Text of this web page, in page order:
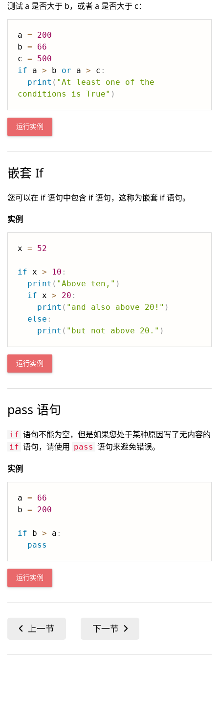
测试 a 是否大于 b，或者 a 是否大于 c：
a =
200
b =
66
c =
500
if a > b or a > c :
print ( "At least one of the
conditions is True" )
运行实例
嵌套 If
您可以在 if 语句中包含 if 语句，这称为嵌套 if 语句。
实例
x = 52
if x > 10 :
print ( "Above ten," )
if x > 20 :
print ( "and also above 20!" )
else :
print ( "but not above 20." )
运行实例
pass 语句
if 语句不能为空，但是如果您处于某种原因写了无内容的
if 语句，请使用 pass 语句来避免错误。
实例
a =
66
b = 200
if b > a :
pass
运行实例